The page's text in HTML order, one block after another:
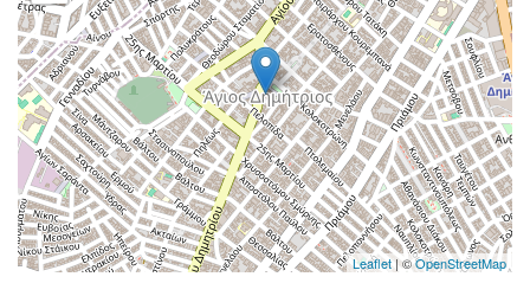
Leaflet| ©OpenStreetMap